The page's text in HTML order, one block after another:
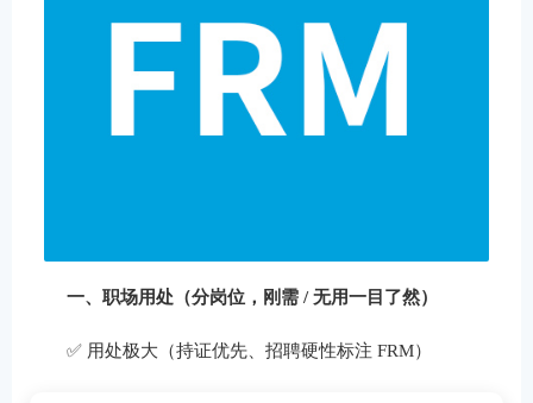
一、职场用处（分岗位，刚需 / 无用一目了然）
✅ 用处极大（持证优先、招聘硬性标注 FRM）